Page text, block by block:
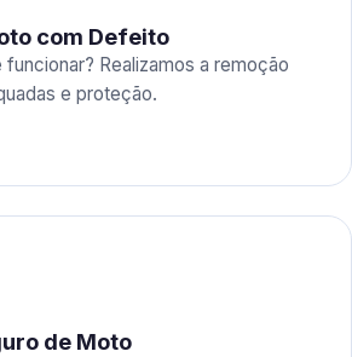
com Defeito
funcionar? Realizamos a remoção
e proteção.
de Moto